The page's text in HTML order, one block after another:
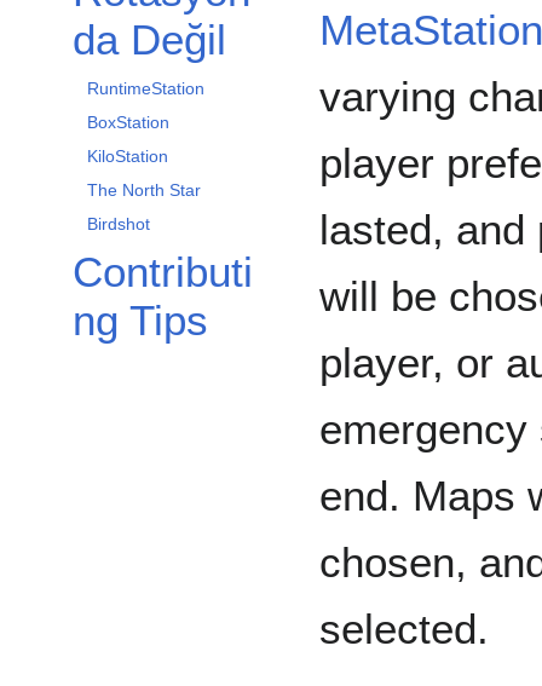
da Değil
RuntimeStation
BoxStation
KiloStation
The North Star
Birdshot
Contributi
ng Tips
MetaStation
varying
player
lasted, and
will be
player, or
end. Maps
chosen,
selected.